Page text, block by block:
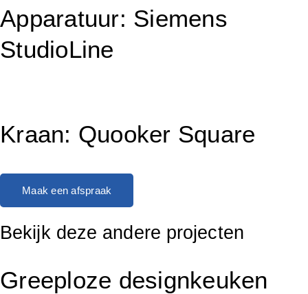
Apparatuur: Siemens
StudioLine
Kraan: Quooker Square
Maak een afspraak
Bekijk deze andere projecten
Greeploze designkeuken